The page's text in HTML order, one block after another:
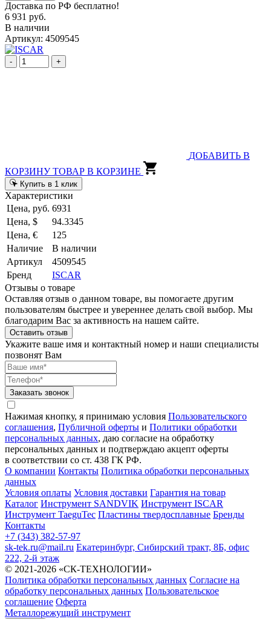
Доставка по РФ бесплатно!
6 931 руб.
В наличии
Артикул: 4509545
- +
ДОБАВИТЬ В
КОРЗИНУ ТОВАР В КОРЗИНЕ
Купить в 1 клик
Характеристики
Цена, руб. 6931
Цена, $
94.3345
Цена, €
125
Наличие
В наличии
Артикул
4509545
Бренд
ISCAR
Отзывы о товаре
Оставляя отзыв о данном товаре, вы помогаете другим
пользователям быстрее и увереннее делать свой выбор. Мы
благодарим Вас за активность на нашем сайте.
Оставить отзыв
Укажите ваше имя и контактный номер и наши специалисты
позвонят Вам
Заказать звонок
Нажимая кнопку, я принимаю условия Пользовательского
соглашения, Публичной оферты и Политики обработки
персональных данных, даю согласие на обработку
персональных данных и подтверждаю акцепт оферты
в соответствии со ст. 438 ГК РФ.
О компании Контакты Политика обработки персональных
данных
Условия оплаты Условия доставки Гарантия на товар
Каталог Инструмент SANDVIK Инструмент ISCAR
Инструмент TaeguTec Пластины твердосплавные Бренды
Контакты
+7 (343) 382-57-97
sk-tek.ru@mail.ru Екатеринбург, Сибирский тракт, 8Б, офис
222, 2-й этаж
© 2021-2026 «СК-ТЕХНОЛОГИИ»
Политика обработки персональных данных Согласие на
обработку персональных данных Пользовательское
соглашение Оферта
Металлорежущий инструмент